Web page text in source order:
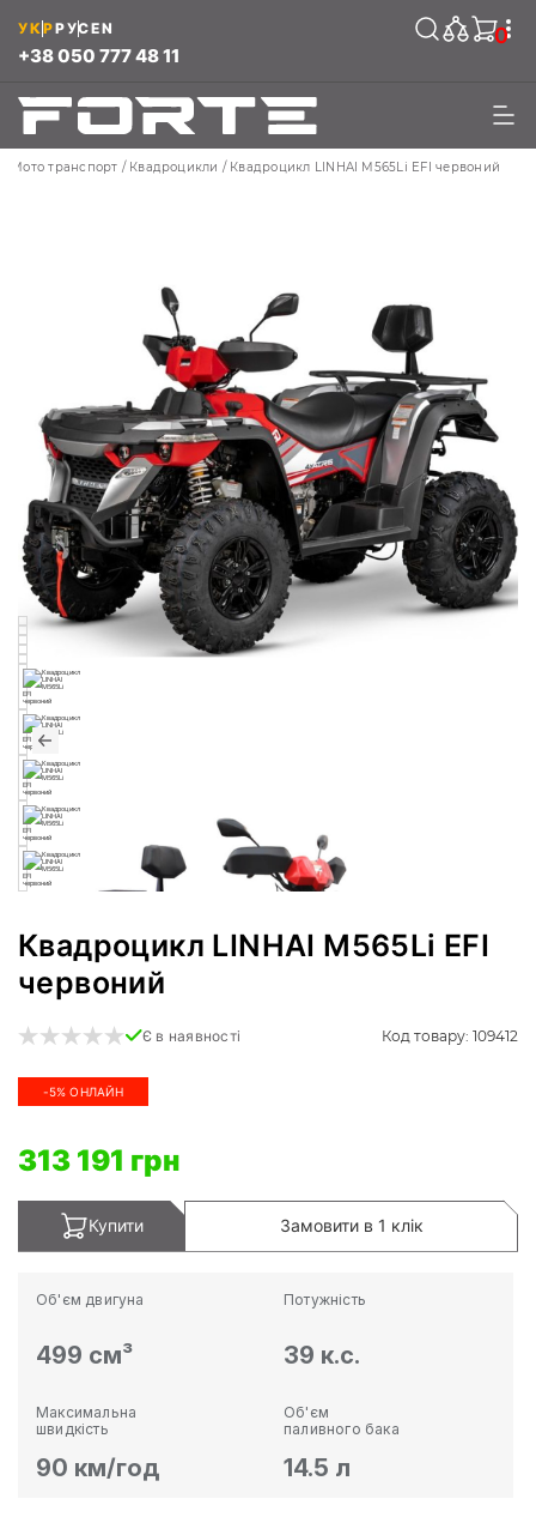
+38 050 777 48 11
УКРРУСEN 0
Мото транспорт Квадроцикли Квадроцикл LINHAI M565Li EFI червоний
Квадроцикл LINHAI M565Li EFI
червоний
Є в наявності Код товару: 109412
-5% ОНЛАЙН
313 191 грн
Купити Замовити в 1 клік
Об'єм двигуна
499 см³
Потужність
39 к.с.
Максимальна
швидкість
90 км/год
Об'єм
паливного бака
14.5 л